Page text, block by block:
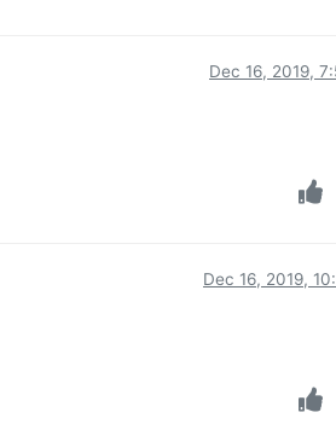
Dec 16, 2019,
Dec 16, 2019,